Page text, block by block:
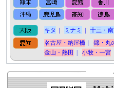
キタ ミナミ 十三・
名古屋・納屋橋
錦・丸
金山・熱田
小牧・一宮